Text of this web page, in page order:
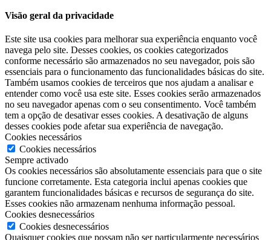
Visão geral da privacidade
Este site usa cookies para melhorar sua experiência enquanto você
navega pelo site. Desses cookies, os cookies categorizados
conforme necessário são armazenados no seu navegador, pois são
essenciais para o funcionamento das funcionalidades básicas do site.
Também usamos cookies de terceiros que nos ajudam a analisar e
entender como você usa este site. Esses cookies serão armazenados
no seu navegador apenas com o seu consentimento. Você também
tem a opção de desativar esses cookies. A desativação de alguns
desses cookies pode afetar sua experiência de navegação.
Cookies necessários
Cookies necessários
Sempre activado
Os cookies necessários são absolutamente essenciais para que o site
funcione corretamente. Esta categoria inclui apenas cookies que
garantem funcionalidades básicas e recursos de segurança do site.
Esses cookies não armazenam nenhuma informação pessoal.
Cookies desnecessários
Cookies desnecessários
Quaisquer cookies que possam não ser particularmente necessários